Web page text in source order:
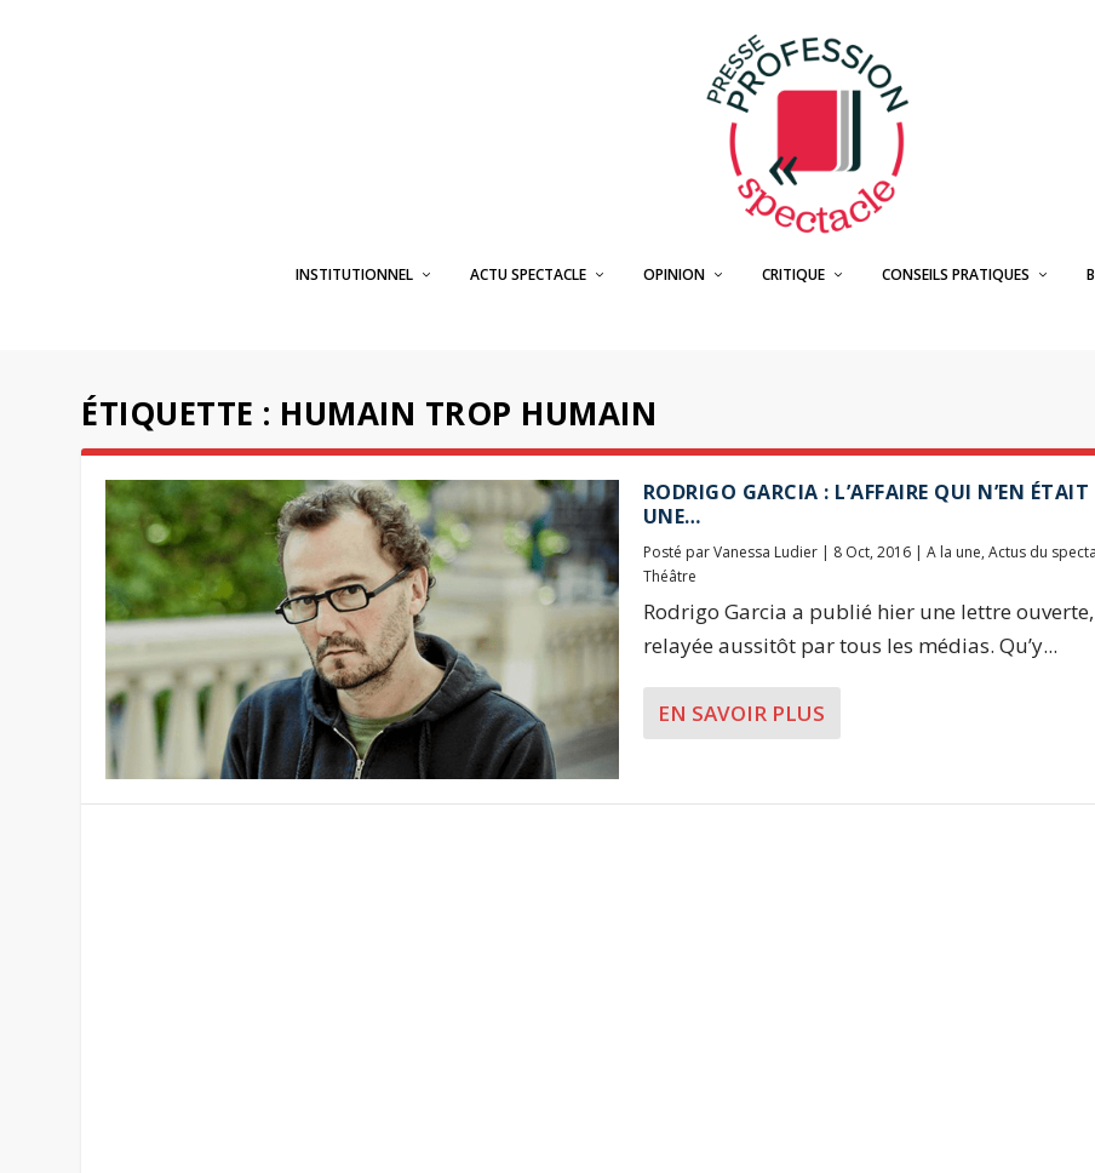
INSTITUTIONNEL ACTU SPECTACLE OPINION CRITIQUE CONSEILS PRATIQUES
ÉTIQUETTE : HUMAIN TROP HUMAIN
RODRIGO GARCIA : L’AFFAIRE QUI N’EN ÉTAIT
UNE…
Posté parVanessa Ludier| 8 Oct, 2016| A la une, Actus du
Théâtre
Rodrigo Garcia a publié hier une lettre ouverte,
relayée aussitôt par tous les médias. Qu’y...
EN SAVOIR PLUS